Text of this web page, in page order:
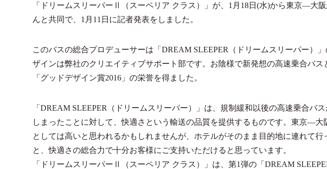
「ドリームスリーパーⅡ（スーペリア クラス）」が、1月18日(水)から東京—大
んと共同で、1月11日に記者発表をしました。
このバスの総合プロデューサーは「DREAM SLEEPER（ドリームスリーパー）
ザインは弊社のクリエイティブサポート部です。お陰様で新発想の高速乗合バ
「グッドデザイン賞2016」の栄誉を得ました。
「DREAM SLEEPER（ドリームスリーパー）」は、規制緩和以後の高速乗合バ
しまったことに対して、快適さという輸送の品質を提供するものです。東京—大
としては高いと思われるかもしれませんが、ホテルがそのまま目的地に連れて
と、快適さの総合力で十分お客様にご支持いただけると思っています。
「ドリームスリーパーⅡ（スーペリア クラス）」は、第1弾の「DREAM